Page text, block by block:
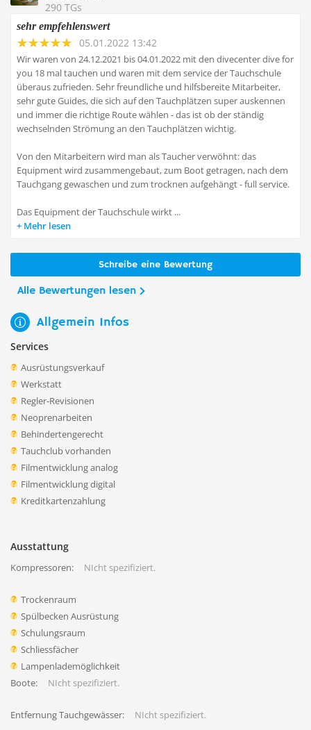
290 TGs
sehr empfehlenswert
05.01.2022 13:42
Wir waren von 24.12.2021 bis 04.01.2022 mit den divecenter dive for
you 18 mal tauchen und waren mit dem service der Tauchschule
überaus zufrieden. Sehr freundliche und hilfsbereite Mitarbeiter,
sehr gute Guides, die sich auf den Tauchplätzen super auskennen
und immer die richtige Route wählen - das ist ob der ständig
wechselnden Strömung an den Tauchplätzen wichtig.
Von den Mitarbeitern wird man als Taucher verwöhnt: das
Equipment wird zusammengebaut, zum Boot getragen, nach dem
Tauchgang gewaschen und zum trocknen aufgehängt - full service.
Das Equipment der Tauchschule wirkt ...
Mehr lesen
Schreibe eine Bewertung
Alle Bewertungen lesen
Allgemein Infos
Services
Ausrüstungsverkauf
Werkstatt
Regler-Revisionen
Neoprenarbeiten
Behindertengerecht
Tauchclub vorhanden
Filmentwicklung analog
Filmentwicklung digital
Kreditkartenzahlung
Ausstattung
Kompressoren: NIcht spezifiziert.
Trockenraum
Spülbecken Ausrüstung
Schulungsraum
Schliessfächer
Lampenlademöglichkeit
Boote:
NIcht spezifiziert.
Entfernung Tauchgewässer: NIcht spezifiziert.